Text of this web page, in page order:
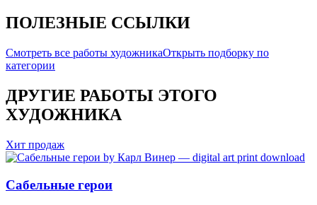
ПОЛЕЗНЫЕ ССЫЛКИ
Смотреть все работы художникаОткрыть подборку по
категории
ДРУГИЕ РАБОТЫ ЭТОГО
ХУДОЖНИКА
Хит продаж
Сабельные герои